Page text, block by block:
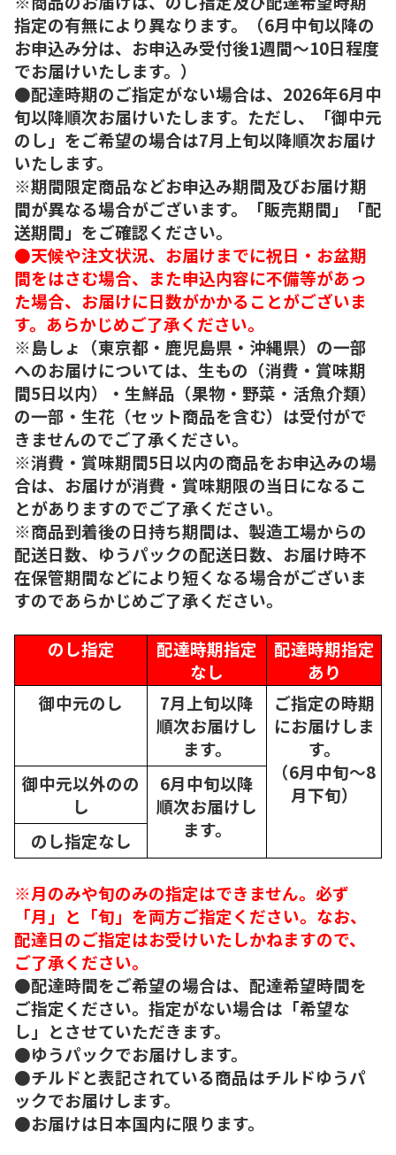
指定の有無により異なります。（6月中旬以降の
お申込み分は、お申込み受付後1週間～10日程度
でお届けいたします。）
●配達時期のご指定がない場合は、2026年6月中
旬以降順次お届けいたします。ただし、「御中元
のし」をご希望の場合は7月上旬以降順次お届け
いたします。
※期間限定商品などお申込み期間及びお届け期
間が異なる場合がございます。「販売期間」「配
送期間」をご確認ください。
●天候や注文状況、お届けまでに祝日・お盆期
間をはさむ場合、また申込内容に不備等があっ
た場合、お届けに日数がかかることがございま
す。あらかじめご了承ください。
※島しょ（東京都・鹿児島県・沖縄県）の一部
へのお届けについては、生もの（消費・賞味期
間5日以内）・生鮮品（果物・野菜・活魚介類）
の一部・生花（セット商品を含む）は受付がで
きませんのでご了承ください。
※消費・賞味期間5日以内の商品をお申込みの場
合は、お届けが消費・賞味期限の当日になるこ
とがありますのでご了承ください。
※商品到着後の日持ち期間は、製造工場からの
配送日数、ゆうパックの配送日数、お届け時不
在保管期間などにより短くなる場合がございま
すのであらかじめご了承ください。
のし指定
配達時期指定
なし
配達時期指定
あり
御中元のし
7月上旬以降
順次お届けし
ます。
ご指定の時期
にお届けしま
す。
（6月中旬～8
月下旬）
御中元以外のの
し
6月中旬以降
順次お届けし
ます。
のし指定なし
※月のみや旬のみの指定はできません。必ず
「月」と「旬」を両方ご指定ください。なお、
配達日のご指定はお受けいたしかねますので、
ご了承ください。
●配達時間をご希望の場合は、配達希望時間を
ご指定ください。指定がない場合は「希望な
し」とさせていただきます。
●ゆうパックでお届けします。
●チルドと表記されている商品はチルドゆうパ
ックでお届けします。
●お届けは日本国内に限ります。